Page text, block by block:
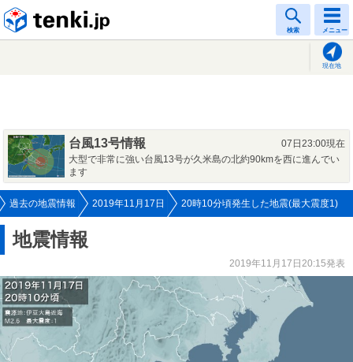
検索 メニュー
現在地
台風13号情報
07日23:00現在
大型で非常に強い台風13号が久米島の北約90kmを西に進んでい
ます
過去の地震情報 2019年11月17日 20時10分頃発生した地震(最大震度1)
地震情報
2019年11月17日20:15発表